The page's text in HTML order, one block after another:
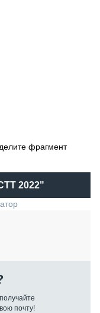
фрагмент
2022"
почту!